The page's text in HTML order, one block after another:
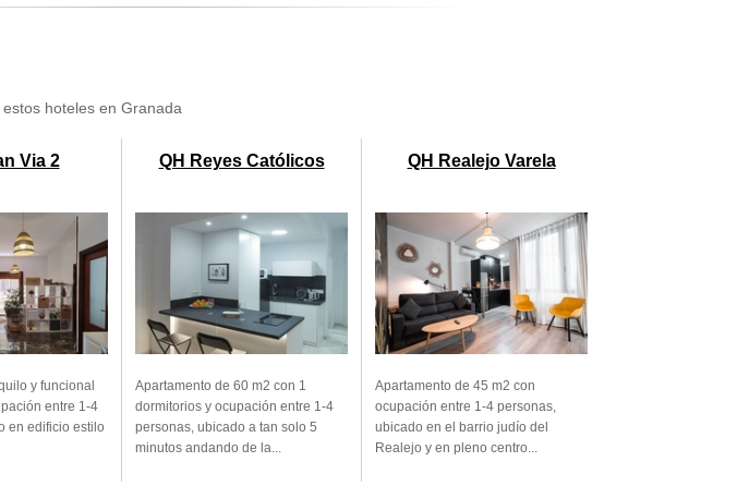
hoteles en Granada
Via 2
y funcional
entre 1-4
en edificio estilo
QH Reyes Católicos
Apartamento de 60 m2 con 1
dormitorios y ocupación entre 1-4
personas, ubicado a tan solo 5
minutos andando de la...
QH Realejo Varela
Apartamento de 45 m2 con
ocupación entre 1-4 personas,
ubicado en el barrio judío del
Realejo y en pleno centro...